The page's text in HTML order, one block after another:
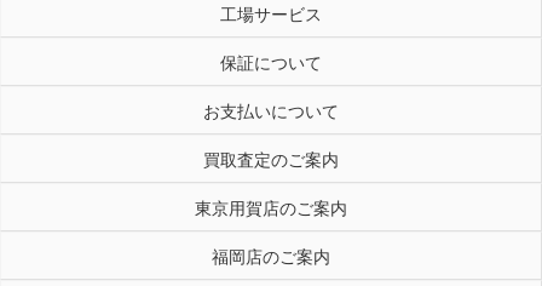
工場サービス
保証について
お支払いについて
買取査定のご案内
東京用賀店のご案内
福岡店のご案内